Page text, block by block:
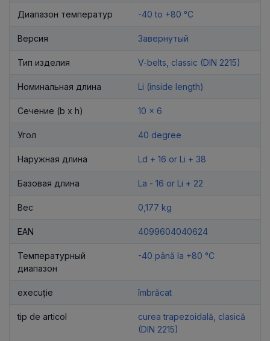
Диапазон температур -40 to +80 °C
Версия Завернутый
Тип изделия V-belts, classic (DIN 2215)
Номинальная длина Li (inside length)
Сечение (b x h) 10 x 6
Угол 40 degree
Наружная длина Ld + 16 or Li + 38
Базовая длина La - 16 or Li + 22
Вес 0,177 kg
EAN 4099604040624
Температурный
диапазон
-40 până la +80 °C
execuție îmbrăcat
tip de articol
curea trapezoidală, clasică
(DIN 2215)